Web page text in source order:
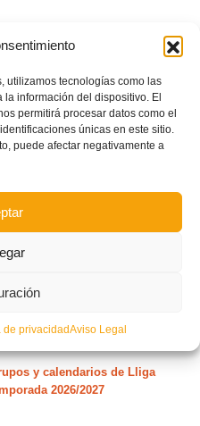
utilizamos tecnologías como las
información del dispositivo. El
permitirá procesar datos como el
únicas en este sitio.
puede afectar negativamente a
de privacidadAviso Legal
y calendarios de Lliga
2026/2027